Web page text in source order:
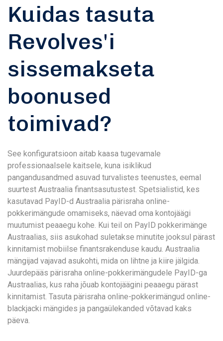
Kuidas tasuta
Revolves'i
sissemakseta
boonused
toimivad?
See konfiguratsioon aitab kaasa tugevamale
professionaalsele kaitsele, kuna isiklikud
pangandusandmed asuvad turvalistes teenustes, eemal
suurtest Austraalia finantsasutustest. Spetsialistid, kes
kasutavad PayID-d Austraalia pärisraha online-
pokkerimängude omamiseks, näevad oma kontojäägi
muutumist peaaegu kohe. Kui teil on PayID pokkerimänge
Austraalias, siis asukohad suletakse minutite jooksul pärast
kinnitamist mobiilse finantsrakenduse kaudu. Austraalia
mängijad vajavad asukohti, mida on lihtne ja kiire jälgida.
Juurdepääs pärisraha online-pokkerimängudele PayID-ga
Austraalias, kus raha jõuab kontojäägini peaaegu pärast
kinnitamist. Tasuta pärisraha online-pokkerimängud online-
blackjacki mängides ja pangaülekanded võtavad kaks
päeva.